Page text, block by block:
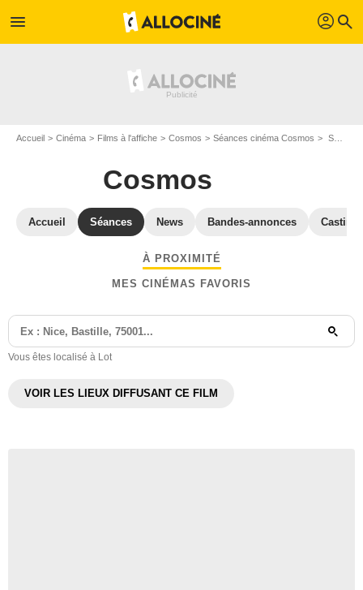
menu profil search
Accueil Cinéma Films à l'affiche Cosmos Séances cinéma Cosmos Séances et horaires Cosmos - Lot
Cosmos
Accueil Séances News Bandes-annonces Casting
À PROXIMITÉ
MES CINÉMAS FAVORIS
Vous êtes localisé à Lot
VOIR LES LIEUX DIFFUSANT CE FILM